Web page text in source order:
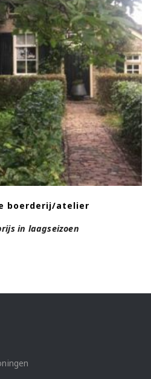
boerderij/atelier
in laagseizoen